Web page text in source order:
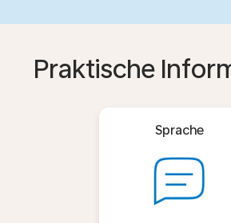
Praktische
Sprache